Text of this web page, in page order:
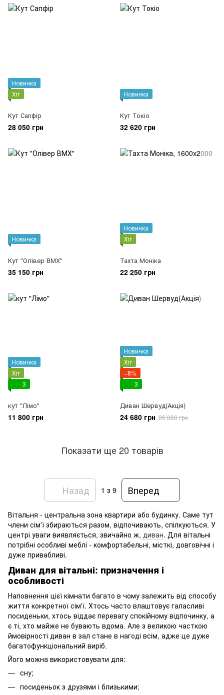
Новинка
Хіт
Кут Сапфір
28 050 грн
Новинка
Кут Токіо
32 620 грн
Новинка
Кут "Олівер ВМХ"
35 150 грн
Новинка
Хіт
Тахта Моніка
22 250 грн
Новинка
Хіт
3
кут "Лімо"
11 800 грн
Новинка
Хіт
−8%
3
Диван Шервуд(Акція)
24 680 грн 26 880 грн
Показати ще 20 товарів
Назад 1 з 9 Вперед
Вітальня - центральна зона квартири або будинку. Саме тут
члени сім'ї збираються разом, відпочивають, спілкуються. У
центрі уваги виявляється, звичайно ж, диван. Для вітальні
потрібні особливі меблі - комфортабельні, місткі, довговічні і
дуже привабливі.
Диван для вітальні: призначення і
особливості
Наповнення цієї кімнати багато в чому залежить від способу
життя конкретної сім'ї. Хтось часто влаштовує галасливі
посиденьки, хтось віддає перевагу спокійному відпочинку, а
є ті, хто майже не бувають вдома. Але з великою часткою
ймовірності диван в зал стане в нагоді всім, адже це дуже
багатофункціональний виріб.
Його можна використовувати для:
сну;
посиденьок з друзями і близькими;